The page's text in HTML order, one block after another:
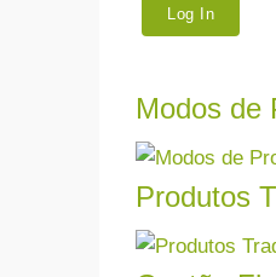
Modos de
Produtos